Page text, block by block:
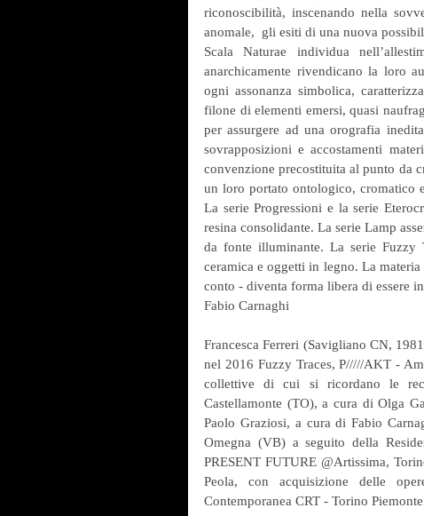
riconoscibilità, inscenando nella
anomale,  gli esiti di una nuova
Scala Naturae individua
anarchicamente rivendicano la loro
ogni assonanza simbolica,
filone di elementi emersi, quasi
per assurgere ad una orografia
sovrapposizioni e accostamenti
convenzione precostituita al punto da
un loro portato ontologico, cromatico
La serie Progressioni e la serie
resina consolidante. La serie Lamp
da fonte illuminante. La serie Fuzzy
ceramica e oggetti in legno. La
conto - diventa forma libera di essere
Fabio Carnaghi
Francesca Ferreri (Savigliano CN,
nel 2016 Fuzzy Traces, P/////AKT -
collettive di cui si ricordano le
Castellamonte (TO), a cura di Olga
Paolo Graziosi, a cura di Fabio
Omegna (VB) a seguito della
PRESENT FUTURE @Artissima,
Peola, con acquisizione delle
Contemporanea CRT - Torino